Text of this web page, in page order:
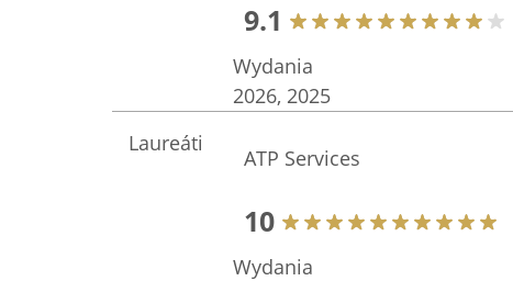
9.1
Wydania
2026, 2025
Laureáti
ATP Services
10
Wydania